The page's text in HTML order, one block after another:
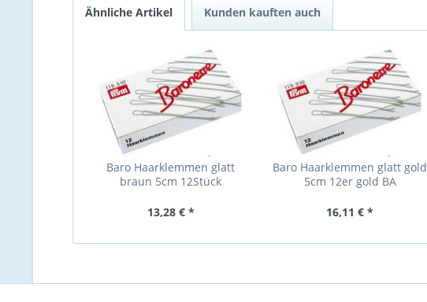
Ähnliche Artikel Kunden kauften auch
Baro Haarklemmen glatt
braun 5cm 12Stück
13,28 € *
Baro Haarklemmen glatt gold
5cm 12er gold BA
16,11 € *